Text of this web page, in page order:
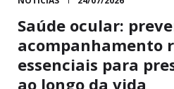
Saúde ocular:
acompanhamento
essenciais para
ao longo da vida